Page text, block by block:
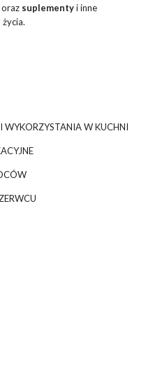
oraz suplementyi inne
W KUCHNI